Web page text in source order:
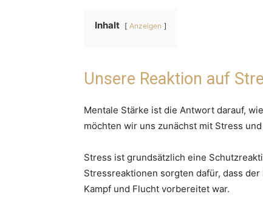
Inhalt Anzeigen
Unsere Reaktion auf
Mentale Stärke ist die Antwort darauf,
möchten wir uns zunächst mit Stress
Stress ist grundsätzlich eine
Stressreaktionen sorgten dafür, dass
Kampf und Flucht vorbereitet war.